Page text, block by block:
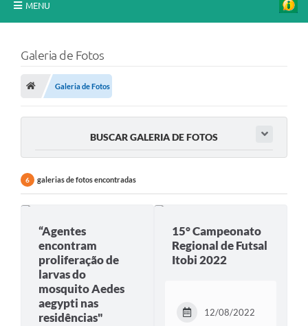
MENU
INICIO
Transparência
A Nossa Cidade
LEIS MUNICIPAIS
Diário Oficial
Ouvidoria
Serviços Online
COVID19
Galeria de Fotos
Galeria de Fotos
BUSCAR GALERIA DE FOTOS
6 galerias de fotos encontradas
“Agentes
encontram
proliferação de
larvas do
mosquito Aedes
aegypti nas
residências"
15° Campeonato
Regional de Futsal
Itobi 2022
12/08/2022